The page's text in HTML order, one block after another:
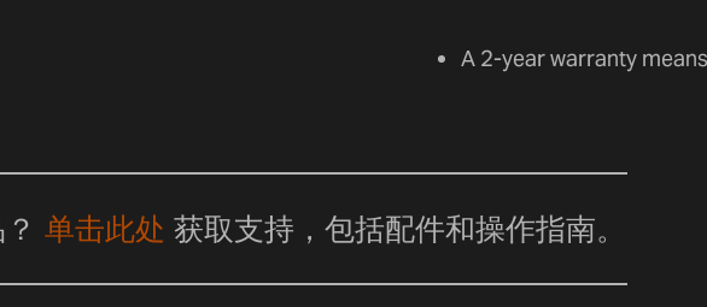
A 2-year warranty
单击此处 获取支持，包括配件和操作指南。